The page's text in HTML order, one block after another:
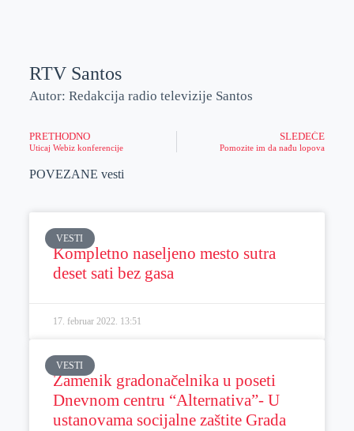
RTV Santos
Autor: Redakcija radio televizije Santos
PRETHODNO
Uticaj Webiz konferencije
SLEDEĆE
Pomozite im da nađu lopova
POVEZANE vesti
VESTI
Kompletno naseljeno mesto sutra
deset sati bez gasa
17. februar 2022. 13:51
VESTI
Zamenik gradonačelnika u poseti
Dnevnom centru “Alternativa”- U
ustanovama socijalne zaštite Grada